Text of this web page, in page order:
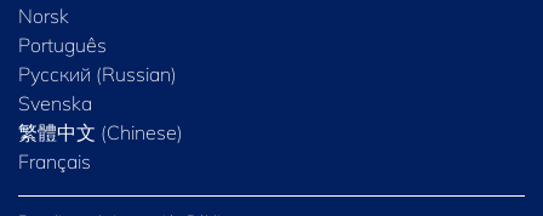
Norsk
Português
Русский (Russian)
Svenska
繁體中文 (Chinese)
Français